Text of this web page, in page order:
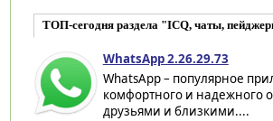
ТОП-сегодня раздела "ICQ, чаты,
WhatsApp 2.26.29.73
WhatsApp – популярное
комфортного и надежного
друзьями и близкими....